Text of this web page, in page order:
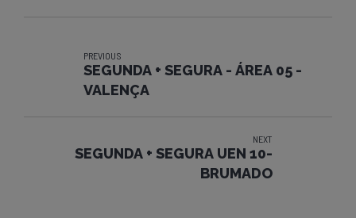
PREVIOUS
SEGUNDA + SEGURA - ÁREA 05 -
VALENÇA
NEXT
SEGUNDA + SEGURA UEN 10-
BRUMADO